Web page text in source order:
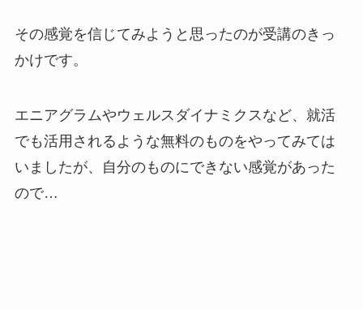
その感覚を信じてみようと思ったのが受講のきっ
かけです。
エニアグラムやウェルスダイナミクスなど、 就活
でも活用されるような無料のものをやってみては
いましたが、自分のものにできない感覚があった
ので…